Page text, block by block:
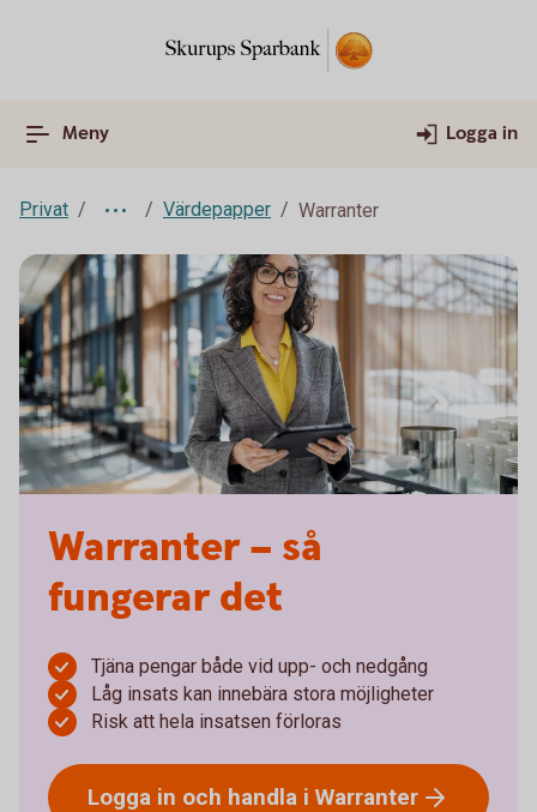
Meny Logga in
Privat Värdepapper Warranter
Warranter – så
fungerar det
Tjäna pengar både vid upp- och nedgång
Låg insats kan innebära stora möjligheter
Risk att hela insatsen förloras
Logga in och handla i Warranter